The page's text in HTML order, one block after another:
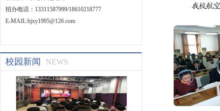
招办电话：13311587999/18610218777
E-MAIL:bjxy1995@126.com
校园新闻 NEWS